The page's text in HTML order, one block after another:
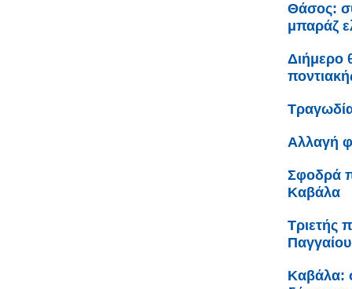
Θάσος:
μπαράζ
Διήμερο
Αλλαγή
Σφοδρά
Καβάλα
Τριετής
Καβάλα: